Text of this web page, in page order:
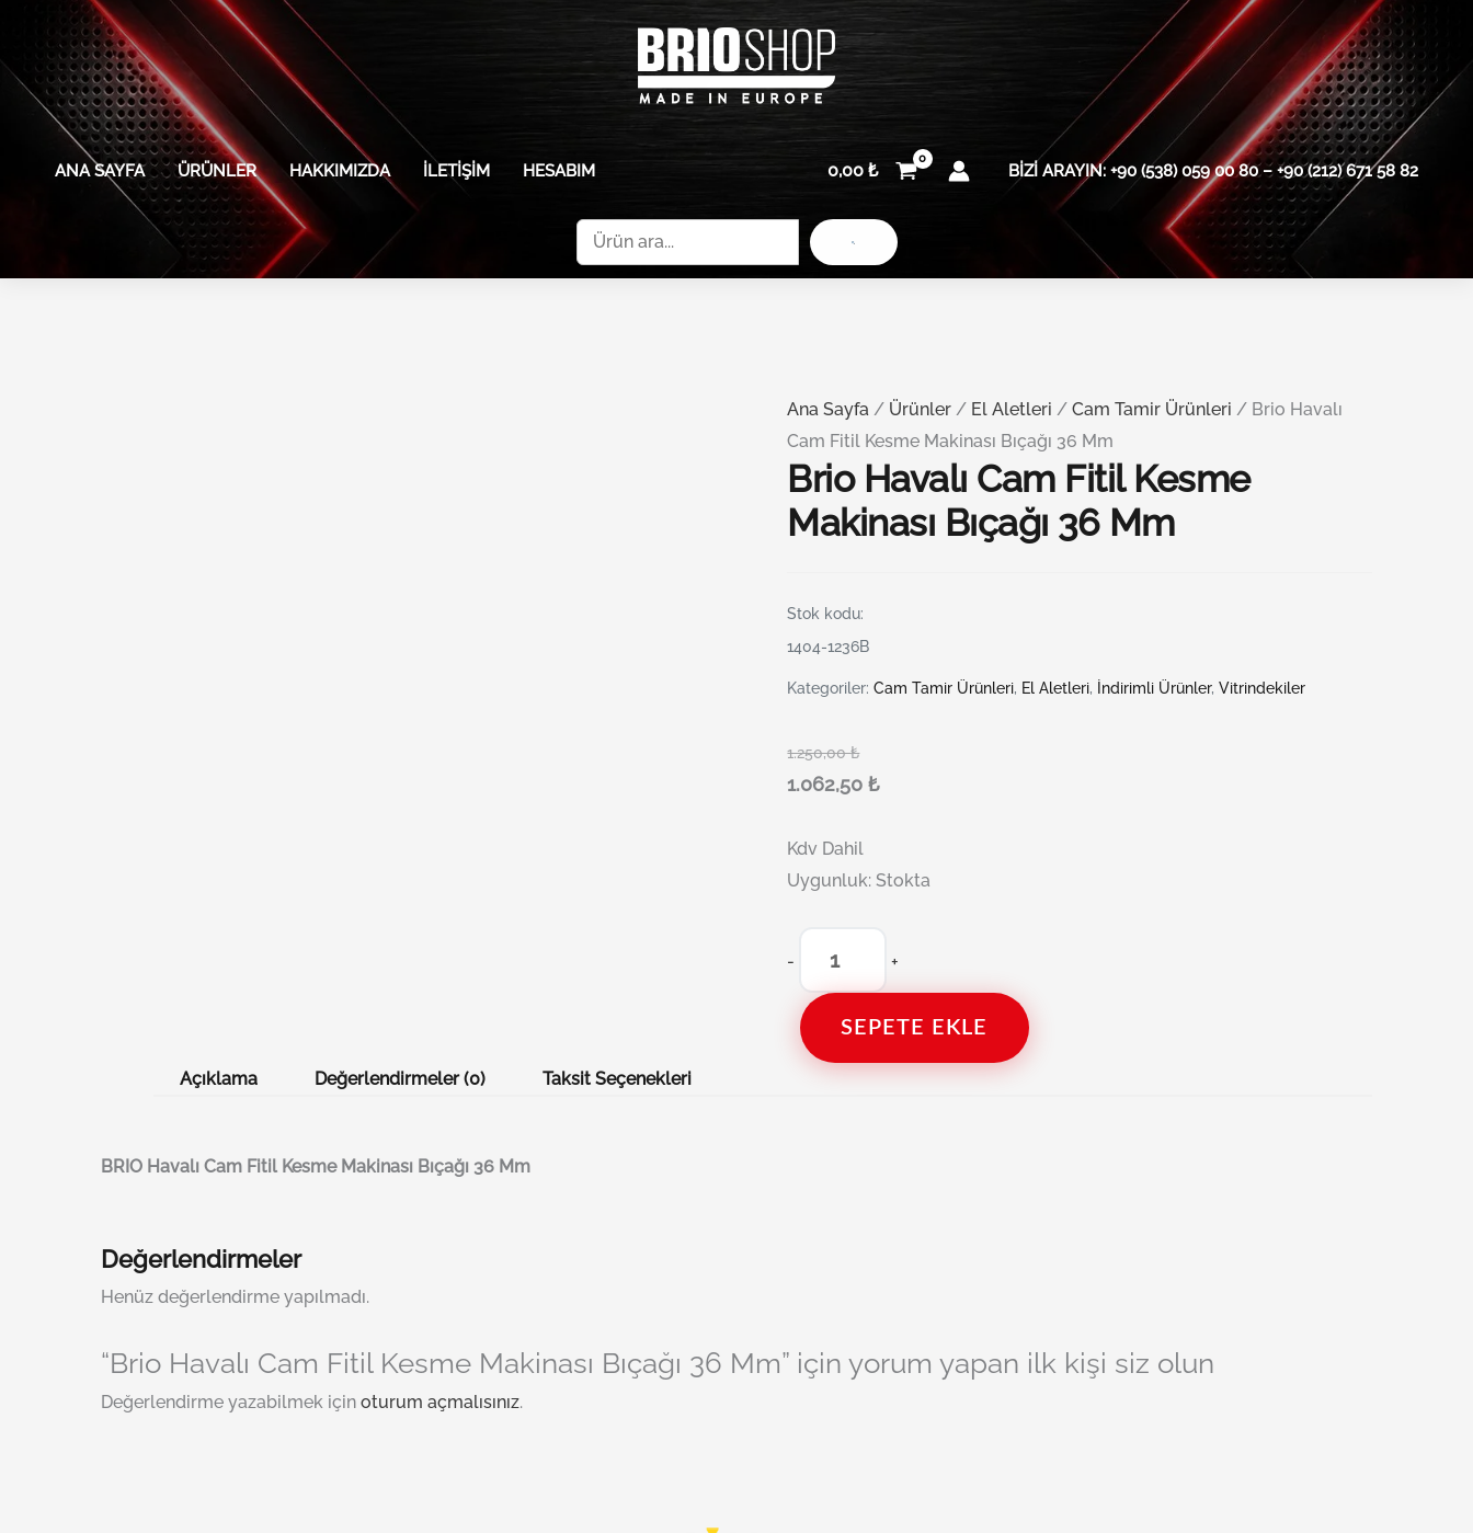
ANA SAYFA ÜRÜNLER HAKKIMIZDA İLETIŞIM HESABIM 0,00 ₺ BIZI ARAYIN: +90 (538) 059 00 80 – +90 (212) 671 58 82
Ara
Ana Sayfa / Ürünler / El Aletleri /Cam Tamir Ürünleri / Brio Havalı
Cam Fitil Kesme Makinası Bıçağı 36 Mm
Brio Havalı Cam Fitil Kesme
Makinası Bıçağı 36 Mm
Stok kodu:
1404-1236B
Kategoriler:Cam Tamir Ürünleri, El Aletleri, İndirimli Ürünler,Vitrindekiler
1.250,00₺
1.062,50₺
Kdv Dahil
Uygunluk: Stokta
-
Brio
Havalı
Cam
Fitil
Kesme
Makinası
36
Mm
+
SEPETE EKLE
Açıklama Değerlendirmeler (0) Taksit Seçenekleri
BRIO Havalı Cam Fitil Kesme Makinası Bıçağı 36 Mm
Değerlendirmeler
Henüz değerlendirme yapılmadı.
“Brio Havalı Cam Fitil Kesme Makinası Bıçağı 36 Mm” için yorum yapan ilk kişi siz olun
Değerlendirme yazabilmek için oturum açmalısınız.
Makinası
Bıçağı
36
Mm